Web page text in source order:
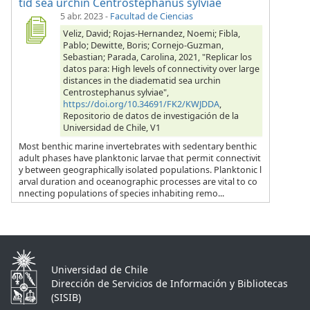
5 abr. 2023- Facultad de Ciencias
Veliz, David; Rojas-Hernandez, Noemi; Fibla,
Pablo; Dewitte, Boris; Cornejo-Guzman,
Sebastian; Parada, Carolina, 2021, "Replicar los
datos para: High levels of connectivity over large
distances in the diadematid sea urchin
Centrostephanus sylviae",
https://doi.org/10.34691/FK2/KWJDDA,
Repositorio de datos de investigación de la
Universidad de Chile, V1
Most benthic marine invertebrates with sedentary benthic
adult phases have planktonic larvae that permit connectivit
y between geographically isolated populations. Planktonic l
arval duration and oceanographic processes are vital to co
nnecting populations of species inhabiting remo...
Universidad de Chile
Dirección de Servicios de Información y Bibliotecas
(SISIB)